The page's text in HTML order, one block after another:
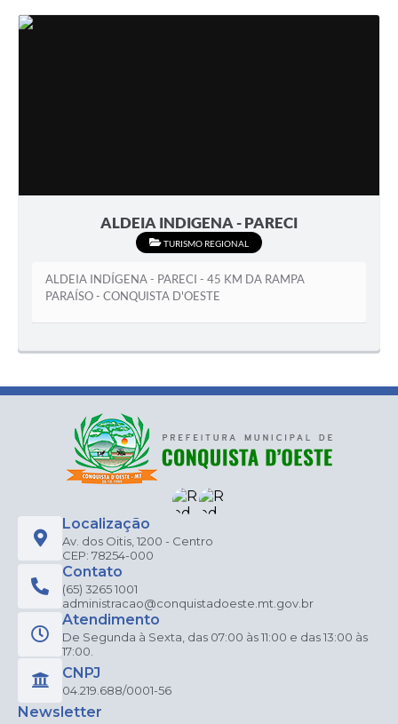
ALDEIA INDIGENA - PARECI
TURISMO REGIONAL
ALDEIA INDÍGENA - PARECI - 45 KM DA RAMPA
PARAÍSO - CONQUISTA D'OESTE
Localização
Av. dos Oitis, 1200 - Centro
CEP: 78254-000
Contato
(65) 3265 1001
administracao@conquistadoeste.mt.gov.br
Atendimento
De Segunda à Sexta, das 07:00 às 11:00 e das 13:00 às
17:00.
CNPJ
04.219.688/0001-56
Newsletter